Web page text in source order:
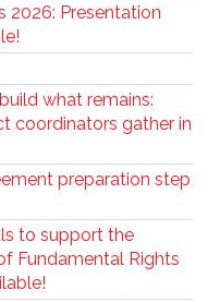
2026: Presentation
what remains:
coordinators gather in
preparation step
to support the
Fundamental Rights